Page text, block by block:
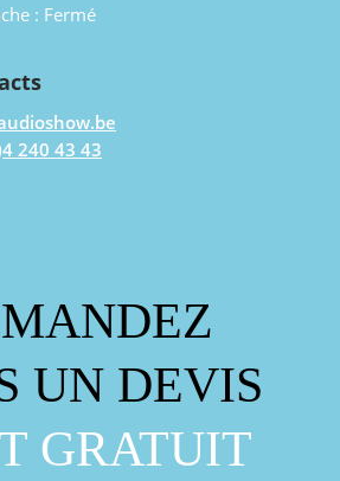
: Fermé
240 43 43
UN DEVIS
GRATUIT